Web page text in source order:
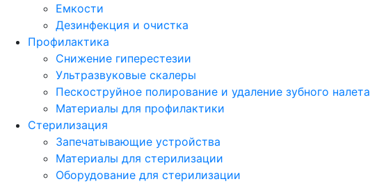
Емкости
Дезинфекция и очистка
Профилактика
Снижение гиперестезии
Ультразвуковые скалеры
Пескоструйное полирование и удаление зубного налета
Материалы для профилактики
Стерилизация
Запечатывающие устройства
Материалы для стерилизации
Оборудование для стерилизации